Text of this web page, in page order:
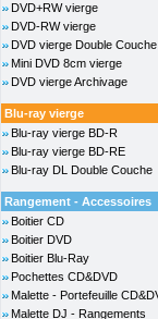
DVD+RW vierge
DVD-RW vierge
DVD vierge Double Couche
Mini DVD 8cm vierge
DVD vierge Archivage
Blu-ray vierge
Blu-ray vierge BD-R
Blu-ray vierge BD-RE
Blu-ray DL Double Couche
Rangement - Accessoires
Boitier CD
Boitier DVD
Boitier Blu-Ray
Pochettes CD&DVD
Malette - Portefeuille
Malette DJ - Rangements